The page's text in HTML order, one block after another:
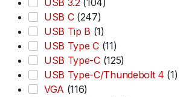
USB 3.2 (104)
USB C (247)
USB Tip B (1)
USB Type C (11)
USB Type-C (125)
USB Type-C/Thundebolt 4 (1)
VGA (116)